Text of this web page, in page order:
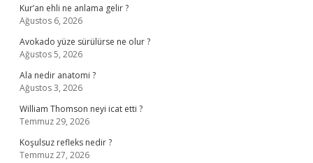
Kur’an ehli ne anlama gelir ?
Ağustos 6, 2026
Avokado yüze sürülürse ne olur ?
Ağustos 5, 2026
Ala nedir anatomi ?
Ağustos 3, 2026
William Thomson neyi icat etti ?
Temmuz 29, 2026
Koşulsuz refleks nedir ?
Temmuz 27, 2026